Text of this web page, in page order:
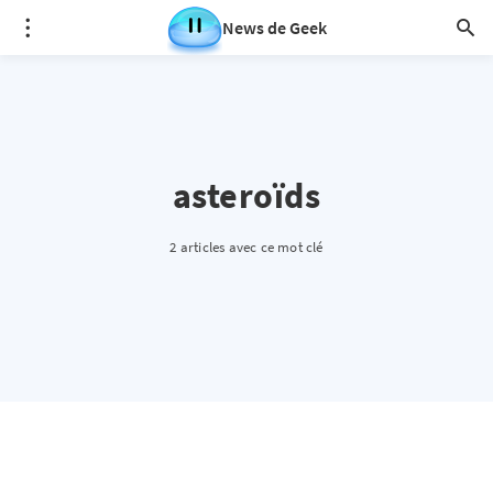
News de Geek
asteroïds
2 articles avec ce mot clé